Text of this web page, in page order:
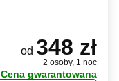
od 348 zł
2 osoby, 1 noc
Cena gwarantowana